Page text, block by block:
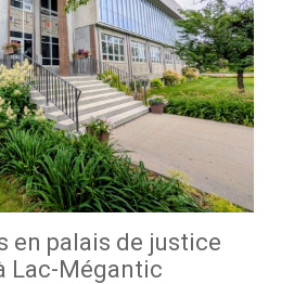
en palais de justice
Lac-Mégantic